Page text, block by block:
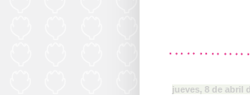
jueves, 8 de abril